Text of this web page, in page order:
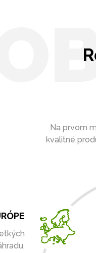
Na prvom
kvalitné